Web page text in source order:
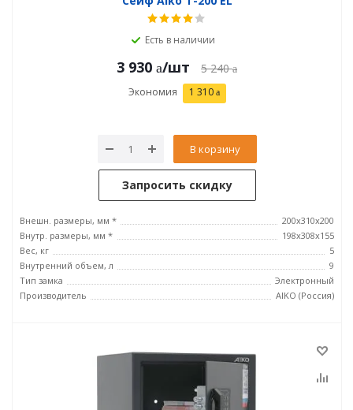
Есть в наличии
3 930 /шт 5 240
Экономия 1 310
В корзину
Запросить скидку
Внешн. размеры, мм *
200x310x200
Внутр. размеры, мм *
198x308x155
Вес, кг
5
Внутренний объем, л
9
Тип замка
Электронный
Производитель
AIKO (Россия)